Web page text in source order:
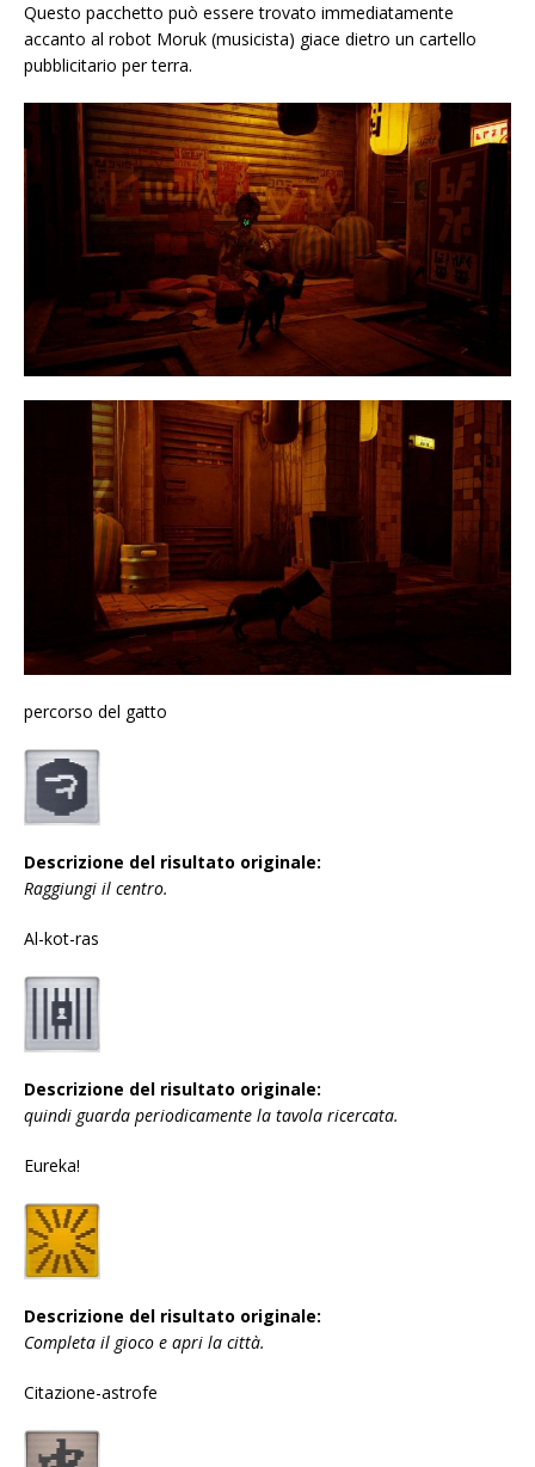
Questo pacchetto può essere trovato immediatamente
accanto al robot Moruk (musicista) giace dietro un cartello
pubblicitario per terra.
percorso del gatto
Descrizione del risultato originale:
Raggiungi il centro.
Al-kot-ras
Descrizione del risultato originale:
quindi guarda periodicamente la tavola ricercata.
Eureka!
Descrizione del risultato originale:
Completa il gioco e apri la città.
Citazione-astrofe